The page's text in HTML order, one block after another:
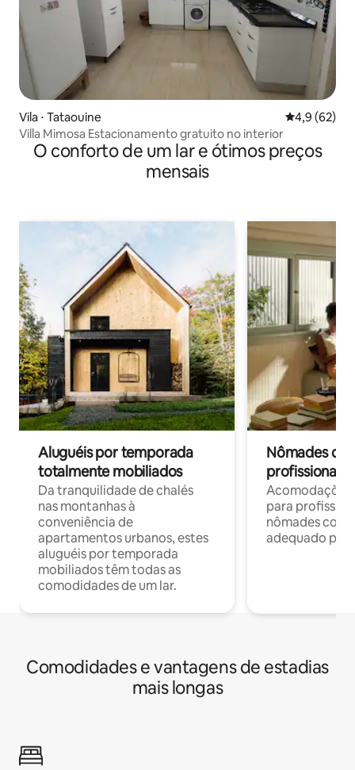
Vila ⋅ Tataouine 4,9 de uma
4,9 (62)
Villa Mimosa Estacionamento gratuito no interior
O conforto de um lar e ótimos preços
mensais
Aluguéis por temporada
totalmente mobiliados
Da tranquilidade de chalés
nas montanhas à
conveniência de
apartamentos urbanos, estes
aluguéis por temporada
mobiliados têm todas as
comodidades de um lar.
Nômades
profissionais
para
nômades com
adequado
Comodidades e vantagens de estadias
mais longas